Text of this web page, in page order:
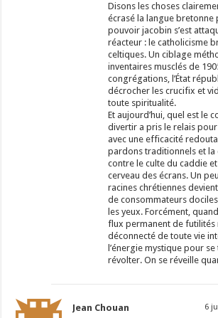
Disons les choses
écrasé la langue bretonne
pouvoir jacobin s’est
réacteur : le catholicisme
celtiques. Un ciblage
inventaires musclés de
congrégations, l’État
décrocher les crucifix et
toute spiritualité.
Et aujourd’hui, quel est le
divertir a pris le relais pour
avec une efficacité
pardons traditionnels et la
contre le culte du caddie
cerveau des écrans. Un
racines chrétiennes
de consommateurs
les yeux. Forcément,
flux permanent de futilités
déconnecté de toute vie
l’énergie mystique pour
révolter. On se réveille
Jean Chouan 6